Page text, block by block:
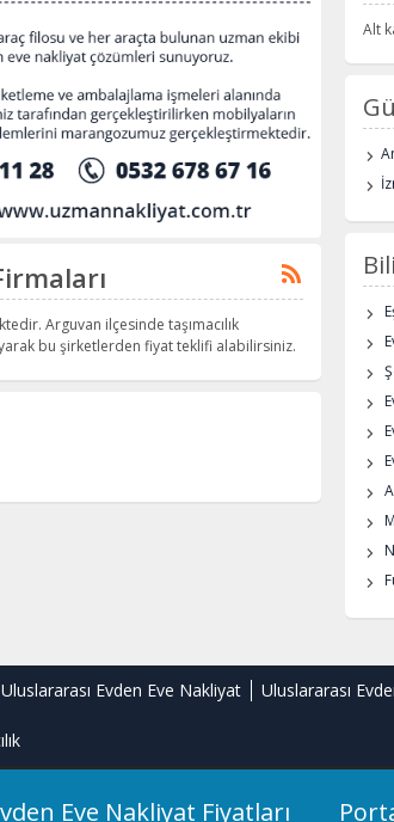
Arguvan ilçesinde taşımacılık
bu şirketlerden fiyat teklifi alabilirsiniz.
Alt
Uluslararası Evden Eve Nakliyat Uluslararası
Eve Nakliyat Fiyatları